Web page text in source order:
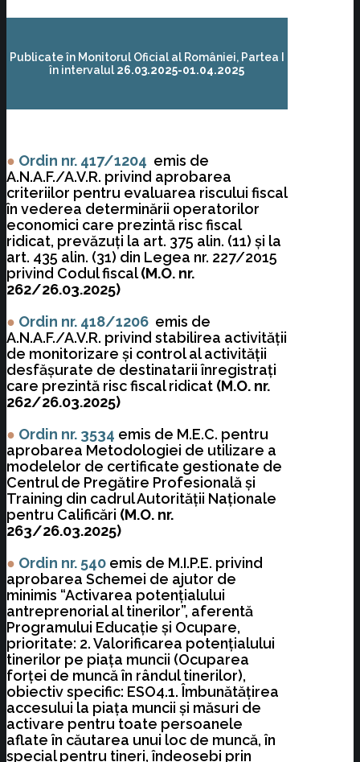
Publicate în Monitorul Oficial al României, Partea I
în intervalul 26.03.2025-01.04.2025
● Ordin nr. 417/1204 emis de
A.N.A.F./A.V.R. privind aprobarea
criteriilor pentru evaluarea riscului fiscal
în vederea determinării operatorilor
economici care prezintă risc fiscal
ridicat, prevăzuţi la art. 375 alin. (11) şi la
art. 435 alin. (31) din Legea nr. 227/2015
privind Codul fiscal(M.O. nr.
262/26.03.2025)
● Ordin nr. 418/1206 emis de
A.N.A.F./A.V.R. privind stabilirea activităţii
de monitorizare şi control al activităţii
desfăşurate de destinatarii înregistraţi
care prezintă risc fiscal ridicat (M.O. nr.
262/26.03.2025)
● Ordin nr. 3534 emis de M.E.C. pentru
aprobarea Metodologiei de utilizare a
modelelor de certificate gestionate de
Centrul de Pregătire Profesională şi
Training din cadrul Autorităţii Naţionale
pentru Calificări (M.O. nr.
263/26.03.2025)
● Ordin nr. 540 emis de M.I.P.E. privind
aprobarea Schemei de ajutor de
minimis “Activarea potenţialului
antreprenorial al tinerilor”, aferentă
Programului Educaţie şi Ocupare,
prioritate: 2. Valorificarea potenţialului
tinerilor pe piaţa muncii (Ocuparea
forţei de muncă în rândul tinerilor),
obiectiv specific: ESO4.1. Îmbunătăţirea
accesului la piaţa muncii şi măsuri de
activare pentru toate persoanele
aflate în căutarea unui loc de muncă, în
special pentru tineri, îndeosebi prin